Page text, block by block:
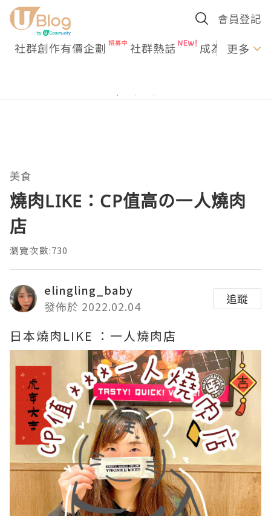
會員登記
社群創作有價企劃 社群熱話 成為U更多
美食
燒肉LIKE：CP值高の一人燒肉
店
瀏覽次數:730
elingling_baby
發佈於 2022.02.04
追蹤
日本燒肉LIKE ：一人燒肉店